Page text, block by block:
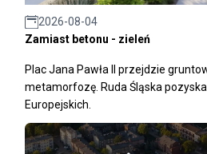
2026-08-04
Zamiast betonu - zieleń
Plac Jana Pawła II przejdzie
metamorfozę. Ruda Śląska
Europejskich.